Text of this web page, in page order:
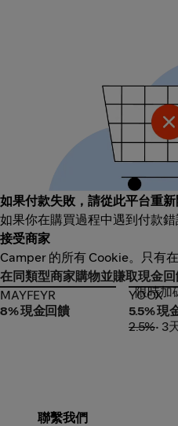
如果付款失敗，請從此平台重
如果你在購買過程中遇到付款
接受商家
Camper 的所有 Cookie。只有
在同類型商家購物並賺取現金
MAYFEYR
MAYFEYR
8% 現金回饋
YOOX
限時加
YOOX
5.5% 現
2.5%• 3
聯繫我們